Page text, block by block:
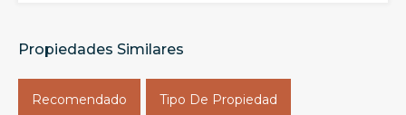
Propiedades Similares
Recomendado Tipo De Propiedad